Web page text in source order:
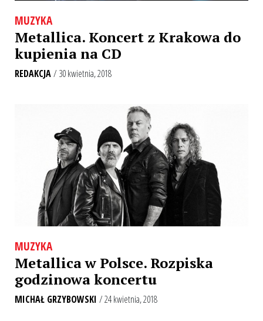
MUZYKA
Metallica. Koncert z Krakowa do
kupienia na CD
REDAKCJA/ 30 kwietnia, 2018
MUZYKA
Metallica w Polsce. Rozpiska
godzinowa koncertu
MICHAŁ GRZYBOWSKI / 24 kwietnia, 2018